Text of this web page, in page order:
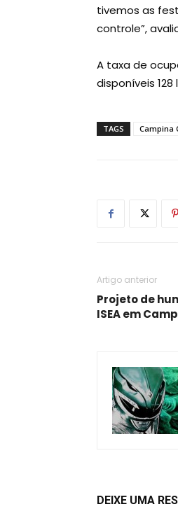
tivemos as
controle”,
A taxa de
disponíveis
TAGS Campina
Artigo anterior
Projeto de
ISEA em
DEIXE UMA